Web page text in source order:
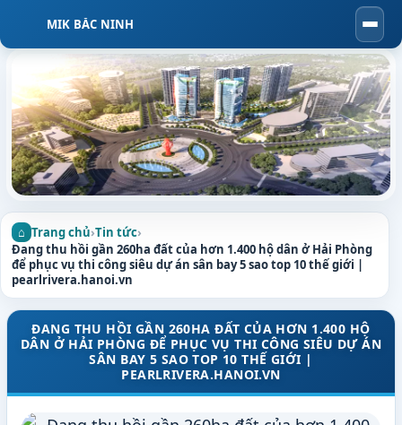
MIK BẮC NINH
Trang chủ›Tin tức›
Đang thu hồi gần 260ha đất của hơn 1.400 hộ dân ở Hải Phòng
để phục vụ thi công siêu dự án sân bay 5 sao top 10 thế giới |
pearlrivera.hanoi.vn
ĐANG THU HỒI GẦN 260HA ĐẤT CỦA HƠN 1.400 HỘ
DÂN Ở HẢI PHÒNG ĐỂ PHỤC VỤ THI CÔNG SIÊU DỰ ÁN
SÂN BAY 5 SAO TOP 10 THẾ GIỚI |
PEARLRIVERA.HANOI.VN